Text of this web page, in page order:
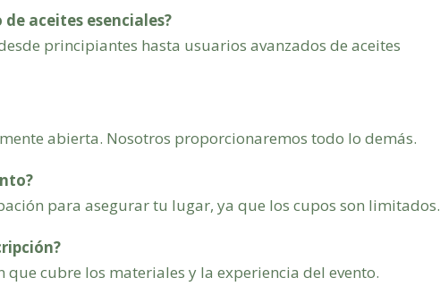
aceites esenciales?
principiantes hasta usuarios avanzados de aceites
abierta. Nosotros proporcionaremos todo lo demás.
para asegurar tu lugar, ya que los cupos son limitados.
cubre los materiales y la experiencia del evento.